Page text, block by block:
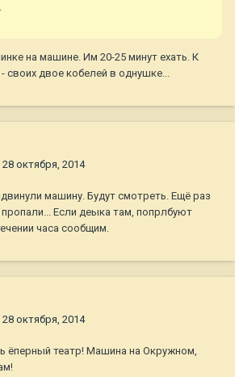
на машине. Им 20-25 минут ехать. К
своих двое кобелей в однушке...
28 октября, 2014
машину. Будут смотреть. Ещё раз
Если деыка там, попрлбуют
часа сообщим.
28 октября, 2014
ёперный театр! Машина на Окружном,